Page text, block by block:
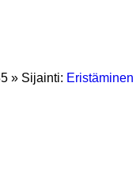
» Sijainti: Eristäminen